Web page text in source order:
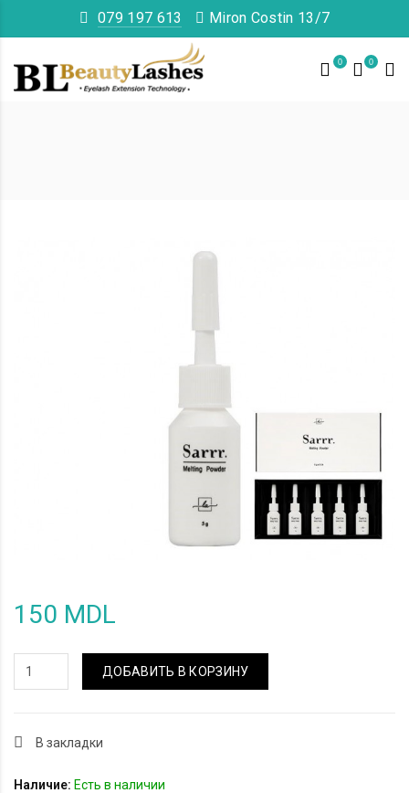
079 197 613 Miron Costin 13/7
0 0
150 MDL
ДОБАВИТЬ В КОРЗИНУ
В закладки
Наличие: Есть в наличии